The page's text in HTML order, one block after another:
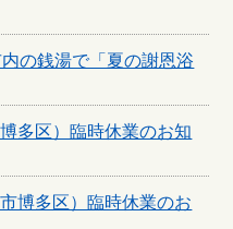
の銭湯で「夏の謝恩浴
多区）臨時休業のお知
博多区）臨時休業のお